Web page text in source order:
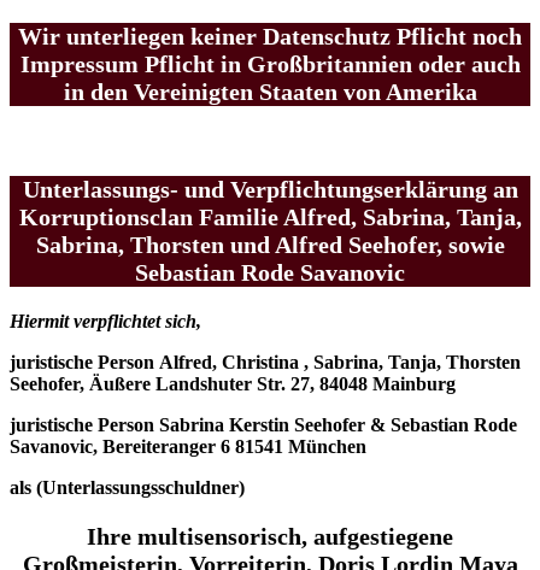
Wir unterliegen keiner Datenschutz Pflicht noch
Impressum Pflicht in Großbritannien oder auch
in den Vereinigten Staaten von Amerika
Unterlassungs- und Verpflichtungserklärung an
Korruptionsclan Familie Alfred, Sabrina, Tanja,
Sabrina, Thorsten und Alfred Seehofer, sowie
Sebastian Rode Savanovic
Hiermit verpflichtet sich,
juristische Person Alfred, Christina , Sabrina, Tanja, Thorsten
Seehofer, Äußere Landshuter Str. 27, 84048 Mainburg
juristische Person Sabrina Kerstin Seehofer & Sebastian Rode
Savanovic, Bereiteranger 6 81541 München
als (Unterlassungsschuldner)
Ihre multisensorisch, aufgestiegene
Großmeisterin, Vorreiterin, Doris Lordin Maya